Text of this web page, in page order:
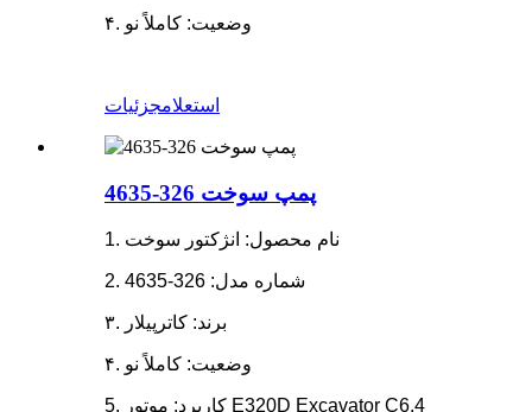
۴. وضعیت: کاملاً نو
استعلامجزئیات
پمپ سوخت 326-4635
1. نام محصول: انژکتور سوخت
2. شماره مدل: 326-4635
۳. برند: کاترپیلار
۴. وضعیت: کاملاً نو
5. کاربرد: موتور E320D Excavator C6.4